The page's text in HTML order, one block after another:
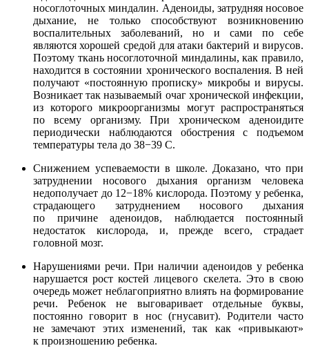
носоглоточных миндалин. Аденоиды, затрудняя носовое
дыхание, не только способствуют возникновению
воспалительных заболеваний, но и сами по себе
являются хорошей средой для атаки бактерий и вирусов.
Поэтому ткань носоглоточной миндалины, как правило,
находится в состоянии хронического воспаления. В ней
получают «постоянную прописку» микробы и вирусы.
Возникает так называемый очаг хронической инфекции,
из которого микроорганизмы могут распространяться
по всему организму. При хроническом аденоидите
периодически наблюдаются обострения с подъемом
температуры тела до 38−39 С.
Снижением успеваемости в школе. Доказано, что при
затруднении носового дыхания организм человека
недополучает до 12−18% кислорода. Поэтому у ребенка,
страдающего затруднением носового дыхания
по причине аденоидов, наблюдается постоянный
недостаток кислорода, и, прежде всего, страдает
головной мозг.
Нарушениями речи. При наличии аденоидов у ребенка
нарушается рост костей лицевого скелета. Это в свою
очередь может неблагоприятно влиять на формирование
речи. Ребенок не выговаривает отдельные буквы,
постоянно говорит в нос (гнусавит). Родители часто
не замечают этих изменений, так как «привыкают»
к произношению ребенка.